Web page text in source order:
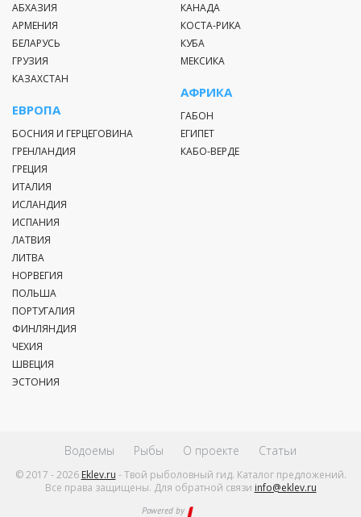
АБХАЗИЯ
АРМЕНИЯ
БЕЛАРУСЬ
ГРУЗИЯ
КАЗАХСТАН
ЕВРОПА
БОСНИЯ И ГЕРЦЕГОВИНА
ГРЕНЛАНДИЯ
ГРЕЦИЯ
ИТАЛИЯ
ИСЛАНДИЯ
ИСПАНИЯ
ЛАТВИЯ
ЛИТВА
НОРВЕГИЯ
ПОЛЬША
ПОРТУГАЛИЯ
ФИНЛЯНДИЯ
ЧЕХИЯ
ШВЕЦИЯ
ЭСТОНИЯ
КАНАДА
КОСТА-РИКА
КУБА
МЕКСИКА
АФРИКА
ГАБОН
ЕГИПЕТ
КАБО-ВЕРДЕ
© 2017 - 2026 Eklev.ru - Твой рыболовный гид. Каталог предложений.
Все права защищены. Для обратной связи info@eklev.ru
Водоемы Рыбы О проекте Статьи